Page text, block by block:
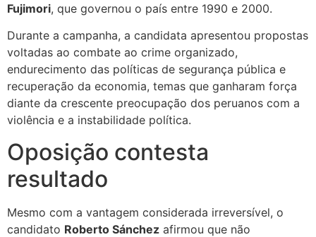
Fujimori, que governou o país entre 1990 e 2000.
Durante a campanha, a candidata apresentou propostas
voltadas ao combate ao crime organizado,
endurecimento das políticas de segurança pública e
recuperação da economia, temas que ganharam força
diante da crescente preocupação dos peruanos com a
violência e a instabilidade política.
Oposição contesta
resultado
Mesmo com a vantagem considerada irreversível, o
candidato Roberto Sánchez afirmou que não